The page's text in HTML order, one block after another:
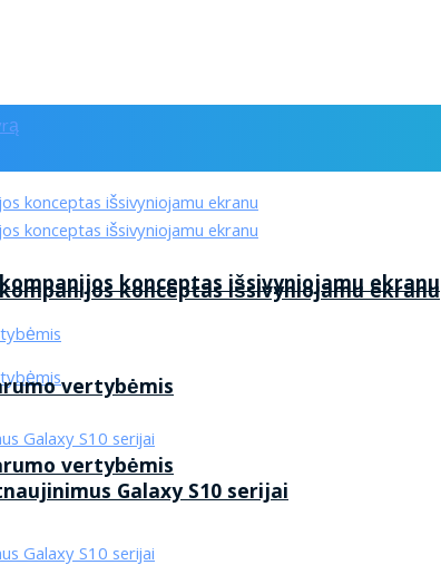
konceptas išsivyniojamu ekranu
vertybėmis
konceptas išsivyniojamu ekranu
vertybėmis
Galaxy S10 serijai